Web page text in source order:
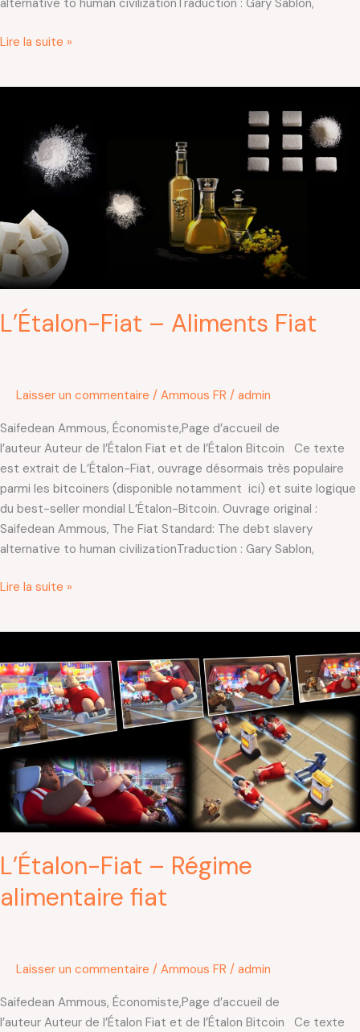
alternative to human civilizationTraduction : Gary Sablon,
Lire la suite »
L’Étalon-Fiat – Aliments Fiat
Laisser un commentaire / Ammous FR / admin
Saifedean Ammous, Économiste,Page d’accueil de
l’auteur Auteur de l’Étalon Fiat et de l’Étalon Bitcoin Ce texte
est extrait de L’Étalon-Fiat, ouvrage désormais très populaire
parmi les bitcoiners (disponible notamment ici) et suite logique
du best-seller mondial L’Étalon-Bitcoin. Ouvrage original :
Saifedean Ammous, The Fiat Standard: The debt slavery
alternative to human civilizationTraduction : Gary Sablon,
Aliments
Lire la suite »
L’Étalon-Fiat – Régime
alimentaire fiat
Laisser un commentaire / Ammous FR / admin
Saifedean Ammous, Économiste,Page d’accueil de
l’auteur Auteur de l’Étalon Fiat et de l’Étalon Bitcoin Ce texte
Fiat
–
Régime
alimentaire
fiat